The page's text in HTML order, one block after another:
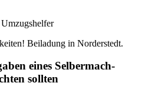
Beiladung in Norderstedt.
eines Selbermach-
sollten